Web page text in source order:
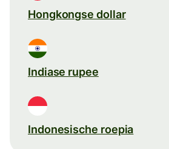
Hongkongse dollar
Indiase rupee
Indonesische roepia